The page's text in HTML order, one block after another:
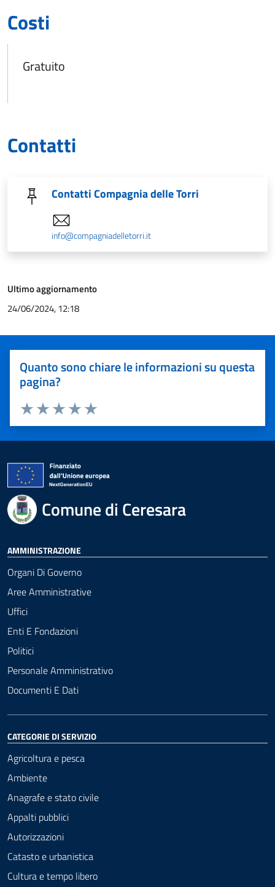
Costi
Gratuito
Contatti
Contatti Compagnia delle Torri
info@compagniadelletorri.it
Ultimo aggiornamento
24/06/2024, 12:18
Quanto sono chiare le informazioni su questa
pagina?
Valuta 5 stelle su 5
Valuta 4 stelle su 5
Valuta 3 stelle su 5
Valuta 2 stelle su 5
Valuta 1 stelle su 5
Comune di Ceresara
AMMINISTRAZIONE
Organi Di Governo
Aree Amministrative
Uffici
Enti E Fondazioni
Politici
Personale Amministrativo
Documenti E Dati
CATEGORIE DI SERVIZIO
Agricoltura e pesca
Ambiente
Anagrafe e stato civile
Appalti pubblici
Autorizzazioni
Catasto e urbanistica
Cultura e tempo libero